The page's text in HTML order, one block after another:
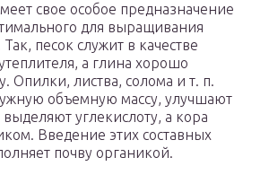
свое особое предназначение
для выращивания
песок служит в качестве
а глина хорошо
Опилки, листва, солома и т. п.
объемную массу, улучшают
углекислоту, а кора
Введение этих составных
почву органикой.